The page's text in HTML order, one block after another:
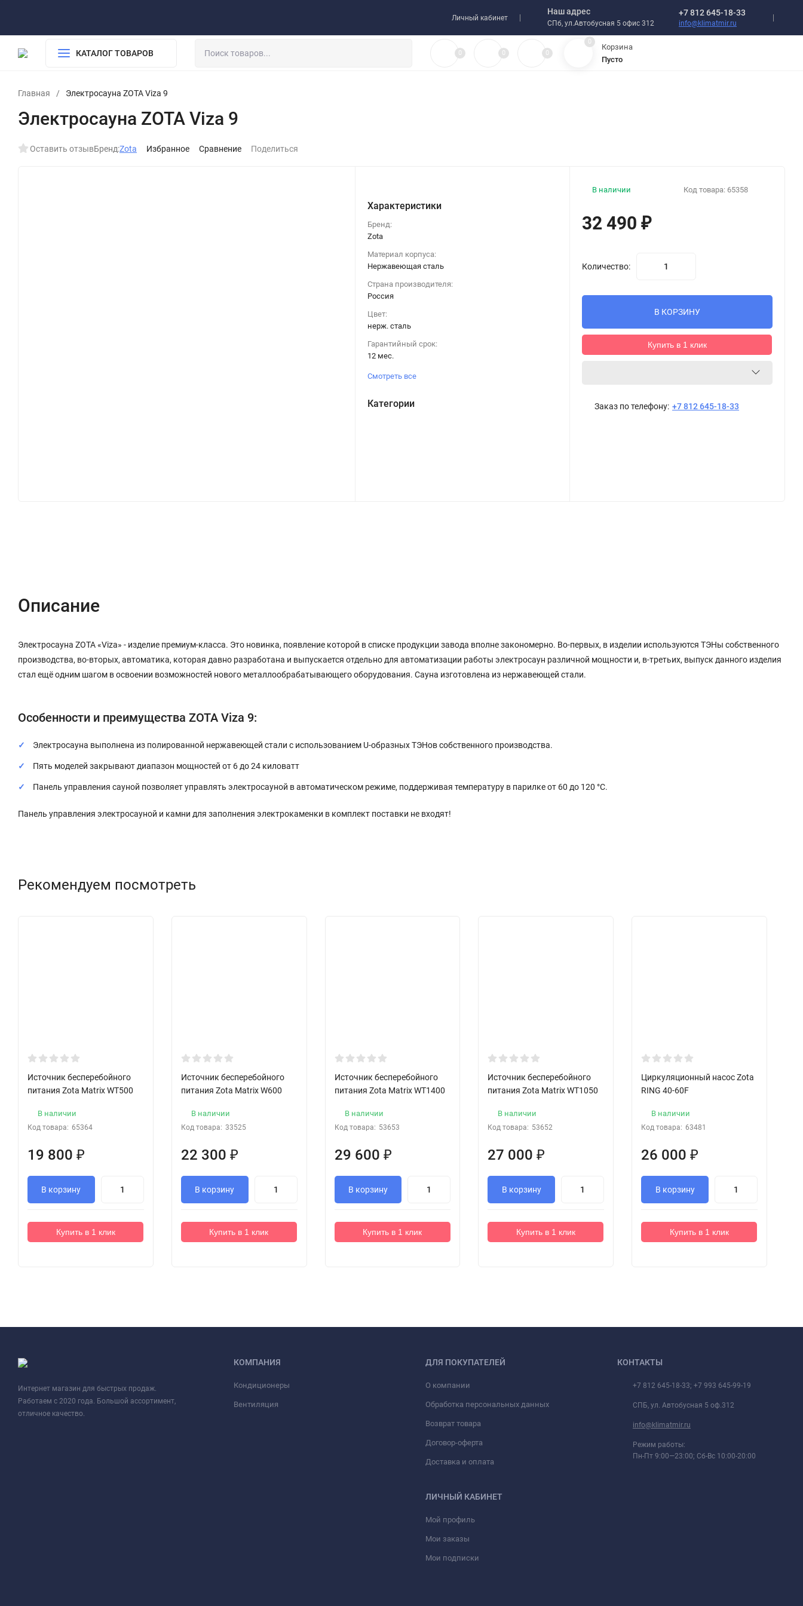
Доставка и оплата
Личный кабинет
Наш адрес
СПб, ул.Автобусная 5 офис 312
+7 812 645-18-33
info@klimatmir.ru
КАТАЛОГ ТОВАРОВ 0 0 0
0
Корзина
Пусто
Главная / Электросауна ZOTA Viza 9
Электросауна ZOTA Viza 9
Оставить отзывБренд:Zota Избранное Сравнение Поделиться
Характеристики
Бренд:
Zota
Материал корпуса:
Нержавеющая сталь
Страна производителя:
Россия
Цвет:
нерж. сталь
Гарантийный срок:
12 мес.
Смотреть все
Категории
Код товара: 65358
В наличии
32 490₽
Количество:
В КОРЗИНУ
Купить в 1 клик
Заказ по телефону: +7 812 645-18-33
Описание
Электросауна ZOTA «Viza» - изделие премиум-класса. Это новинка, появление которой в списке продукции завода вполне закономерно. Во-первых, в изделии используются ТЭНы собственного
производства, во-вторых, автоматика, которая давно разработана и выпускается отдельно для автоматизации работы электросаун различной мощности и, в-третьих, выпуск данного изделия
стал ещё одним шагом в освоении возможностей нового металлообрабатывающего оборудования. Сауна изготовлена из нержавеющей стали.
Особенности и преимущества ZOTA Viza 9:
Электросауна выполнена из полированной нержавеющей стали с использованием U-образных ТЭНов собственного производства.
Пять моделей закрывают диапазон мощностей от 6 до 24 киловатт
Панель управления сауной позволяет управлять электросауной в автоматическом режиме, поддерживая температуру в парилке от 60 до 120 °C.
Панель управления электросауной и камни для заполнения электрокаменки в комплект поставки не входят!
Рекомендуем посмотреть
Источник бесперебойного
питания Zota Matrix WT500
В наличии
Код товара: 65364
19 800 ₽
В корзину
Купить в 1 клик
Источник бесперебойного
питания Zota Matrix W600
В наличии
Код товара: 33525
22 300 ₽
В корзину
Купить в 1 клик
Источник бесперебойного
питания Zota Matrix WT1400
В наличии
Код товара: 53653
29 600 ₽
В корзину
Купить в 1 клик
Источник бесперебойного
питания Zota Matrix WT1050
В наличии
Код товара: 53652
27 000₽
В корзину
Купить в 1 клик
Циркуляционный насос Zota
RING 40-60F
В наличии
Код товара: 63481
26 000₽
В корзину
Купить в 1 клик
Интернет магазин для быстрых продаж.
Работаем с 2020 года. Большой ассортимент,
отличное качество.
КОМПАНИЯ
Кондиционеры
Вентиляция
ДЛЯ ПОКУПАТЕЛЕЙ
О компании
Обработка персональных данных
Возврат товара
Договор-оферта
Доставка и оплата
ЛИЧНЫЙ КАБИНЕТ
Мой профиль
Мои заказы
Мои подписки
КОНТАКТЫ
+7 812 645-18-33; +7 993 645-99-19
СПБ, ул. Автобусная 5 оф.312
info@klimatmir.ru
Режим работы:
Пн-Пт 9:00—23:00; Сб-Вс 10:00-20:00